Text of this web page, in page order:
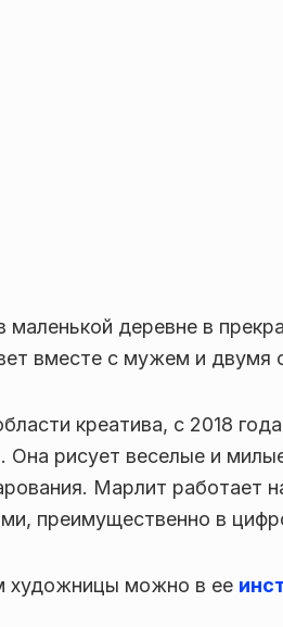
деревне в
вместе с мужем и двумя
креатива, с 2018
рисует веселые и
Марлит работает
преимущественно в
художницы можно в ее